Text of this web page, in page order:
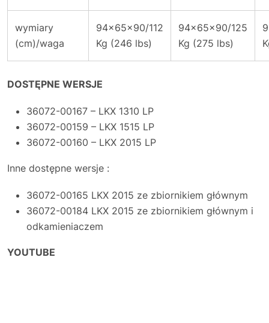
wymiary
(cm)/waga
94x65x90/112
Kg (246 lbs)
94x65x90/125
Kg (275 lbs)
DOSTĘPNE WERSJE
36072-00167 – LKX 1310 LP
36072-00159 – LKX 1515 LP
36072-00160 – LKX 2015 LP
Inne dostępne wersje :
36072-00165 LKX 2015 ze zbiornikiem głównym
36072-00184 LKX 2015 ze zbiornikiem głównym i
odkamieniaczem
YOUTUBE